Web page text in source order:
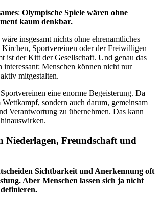
: Olympische Spiele wären ohne
kaum denkbar.
insgesamt nichts ohne ehrenamtliches
Kirchen, Sportvereinen oder der Freiwilligen
ist der Kitt der Gesellschaft. Und genau das
interessant: Menschen können nicht nur
mitgestalten.
eine enorme Begeisterung. Da
sondern auch darum, gemeinsam
Verantwortung zu übernehmen. Das kann
Niederlagen, Freundschaft und
Sichtbarkeit und Anerkennung oft
Aber Menschen lassen sich ja nicht